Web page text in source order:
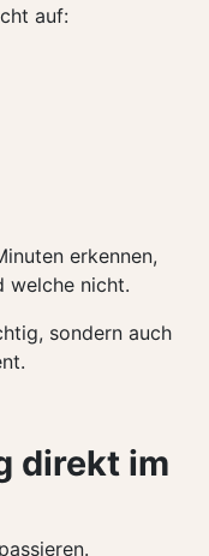
auf:
erkennen,
welche nicht.
sondern auch
direkt im